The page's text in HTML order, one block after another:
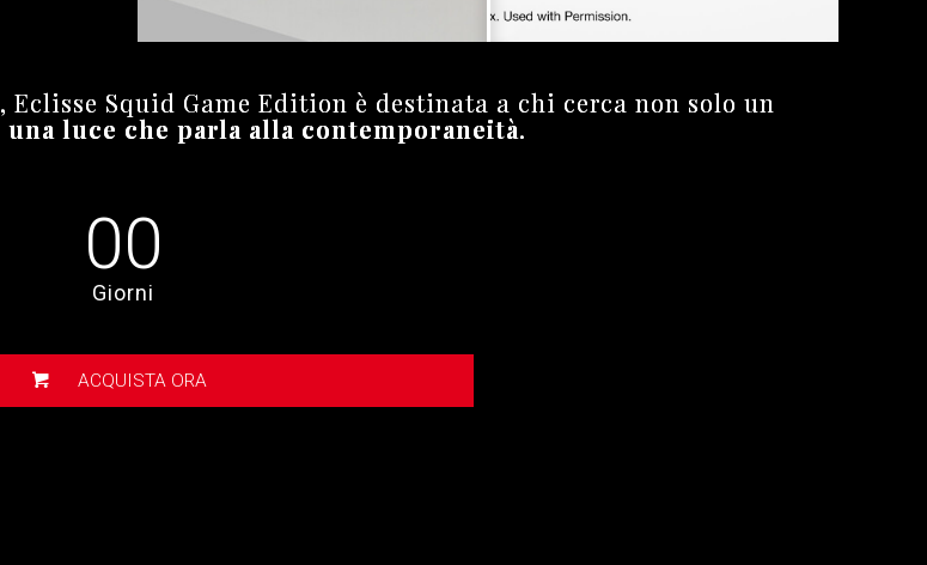
, Eclisse Squid Game Edition è destinata a chi cerca non solo un
una luce che parla alla contemporaneità.
00
Giorni
ACQUISTA ORA